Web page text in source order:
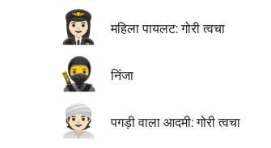
👩🏻‍✈️ महिला पायलट: गोरी त्वचा
🥷 निंजा
👳🏻 पगड़ी वाला आदमी: गोरी त्वचा